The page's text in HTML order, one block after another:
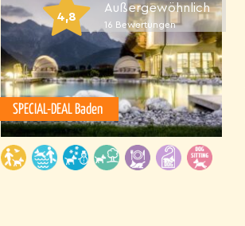
4,8
Außergewöhnlich
16 Bewertungen
SPECIAL-DEAL Baden